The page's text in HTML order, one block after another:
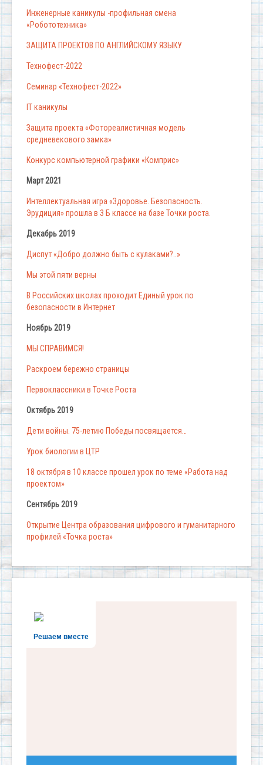
Инженерные каникулы -профильная смена
«Робототехника»
ЗАЩИТА ПРОЕКТОВ ПО АНГЛИЙСКОМУ ЯЗЫКУ
Технофест-2022
Семинар «Технофест-2022»
IT каникулы
Защита проекта «Фотореалистичная модель
средневекового замка»
Конкурс компьютерной графики «Комприс»
Март 2021
Интеллектуальная игра «Здоровье. Безопасность.
Эрудиция» прошла в 3 Б классе на базе Точки роста.
Декабрь 2019
Диспут «Добро должно быть с кулаками?..»
Мы этой пяти верны
В Российских школах проходит Единый урок по
безопасности в Интернет
Ноябрь 2019
МЫ СПРАВИМСЯ!
Раскроем бережно страницы
Первоклассники в Точке Роста
Октябрь 2019
Дети войны. 75-летию Победы посвящается…
Урок биологии в ЦТР
18 октября в 10 классе прошел урок по теме «Работа над
проектом»
Сентябрь 2019
Открытие Центра образования цифрового и гуманитарного
профилей «Точка роста»
Решаем вместе